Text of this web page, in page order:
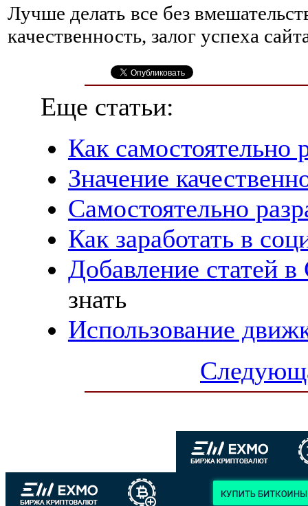
Лучше делать все без
качественность, залог успеха
Еще статьи:
Как самостоятельно
Значение
Самостоятельно
Как заработать в
Добавление статей
знать
Использование